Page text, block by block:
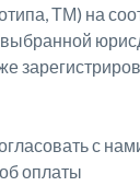
ТМ) на
с
оплаты